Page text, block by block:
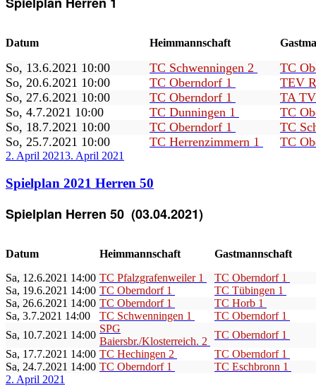
Datum Heimmannschaft
So, 13.6.2021 10:00 TC Schwenningen 2
TC
So, 20.6.2021 10:00
TC Oberndorf 1
TEV
So, 27.6.2021 10:00
TC Oberndorf 1
TA
So, 4.7.2021 10:00
TC Dunningen 1
TC
So, 18.7.2021 10:00
TC Oberndorf 1
TC
So, 25.7.2021 10:00
TC Herrenzimmern 1 TC
Veröffentlicht
2. April 20213. April 2021
Spielplan 2021 Herren 50
Spielplan Herren 50 (03.04.2021)
Datum Heimmannschaft
Gastmannschaft
Sa, 12.6.2021 14:00 TC Pfalzgrafenweiler 1
TC Oberndorf 1
Sa, 19.6.2021 14:00 TC Oberndorf 1
TC Tübingen 1
Sa, 26.6.2021 14:00 TC Oberndorf 1
TC Horb 1
Sa, 3.7.2021 14:00
TC Schwenningen 1
TC Oberndorf 1
Sa, 10.7.2021 14:00
SPG
Baiersbr./Klosterreich. 2
TC Oberndorf 1
Sa, 17.7.2021 14:00 TC Hechingen 2
TC Oberndorf 1
Sa, 24.7.2021 14:00 TC Oberndorf 1
TC Eschbronn 1
Veröffentlicht
2. April 2021